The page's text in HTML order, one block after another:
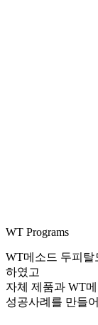
WT Programs
WT메소드 두피탈
하였고
자체 제품과 WT
성공사례를 만들